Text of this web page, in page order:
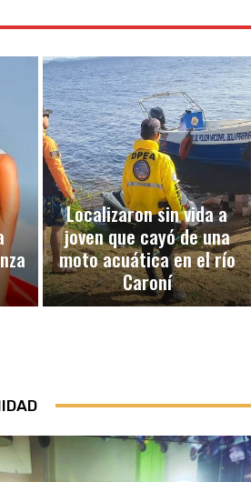
Localizaron sin vida a
joven que cayó de una
moto acuática en el río
Caroní